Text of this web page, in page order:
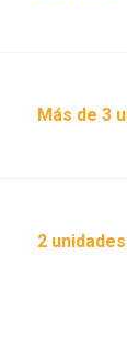
Más de 3
2 unidades